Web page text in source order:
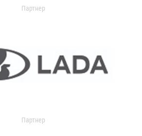
Партнер
Партнер